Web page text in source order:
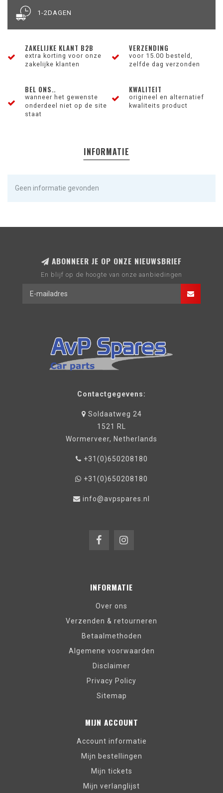
1-2DAGEN
ZAKELIJKE KLANT B2B
extra korting voor onze
zakelijke klanten
VERZENDING
voor 15.00 besteld,
zelfde dag verzonden
BEL ONS..
wanneer het gewenste
onderdeel niet op de site
staat
KWALITEIT
origineel en alternatief
kwaliteits product
INFORMATIE
Geen informatie gevonden
ABONNEER JE OP ONZE NIEUWSBRIEF
En blijf op de hoogte van onze aanbiedingen
Contactgegevens:
Soldaatweg 24
1521 RL
Wormerveer, Netherlands
+31(0)650208180
+31(0)650208180
info@avpspares.nl
INFORMATIE
Over ons
Verzenden & retourneren
Betaalmethoden
Algemene voorwaarden
Disclaimer
Privacy Policy
Sitemap
MIJN ACCOUNT
Account informatie
Mijn bestellingen
Mijn tickets
Mijn verlanglijst